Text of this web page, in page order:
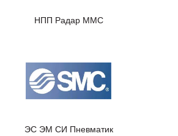
НПП Радар ММС
ЭС ЭМ СИ Пневматик